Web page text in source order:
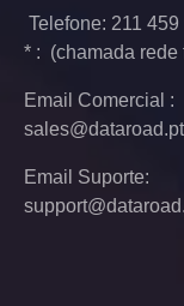
Telefone: 211 459
* : (chamada rede
Email Comercial :
sales@dataroad.pt
Email Suporte: